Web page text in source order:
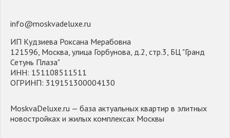
info@moskvadeluxe.ru
ИП Кудзиева Роксана Мерабовна
121596, Москва, улица Горбунова, д.2, стр.3, БЦ "Гранд
Сетунь Плаза"
ИНН: 151108511511
ОГРИНП: 319151300004130
MoskvaDeluxe.ru — база актуальных квартир в элитных
новостройках и жилых комплексах Москвы